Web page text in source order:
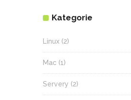
Kategorie
Linux (2)
Mac (1)
Servery (2)